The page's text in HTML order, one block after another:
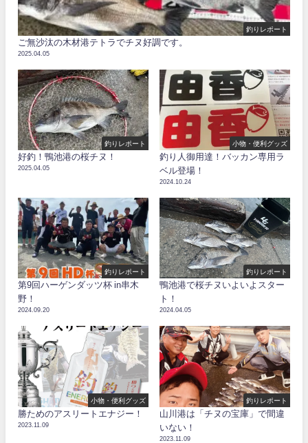
釣りレポート
ご無沙汰の木材港テトラでチヌ好調です。
2025.04.05
釣りレポート
好釣！鴨池港の桜チヌ！
2025.04.05
小物・便利グッズ
釣り人御用達！バッカン専用ラ
ベル登場！
2024.10.24
釣りレポート
第9回ハーゲンダッツ杯 in串木
野！
2024.09.20
釣りレポート
鴨池港で桜チヌいよいよスター
ト！
2024.04.05
小物・便利グッズ
勝ためのアスリートエナジー！
2023.11.09
釣りレポート
山川港は「チヌの宝庫」で間違
いない！
2023.11.09